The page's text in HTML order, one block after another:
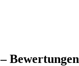
– Bewertungen